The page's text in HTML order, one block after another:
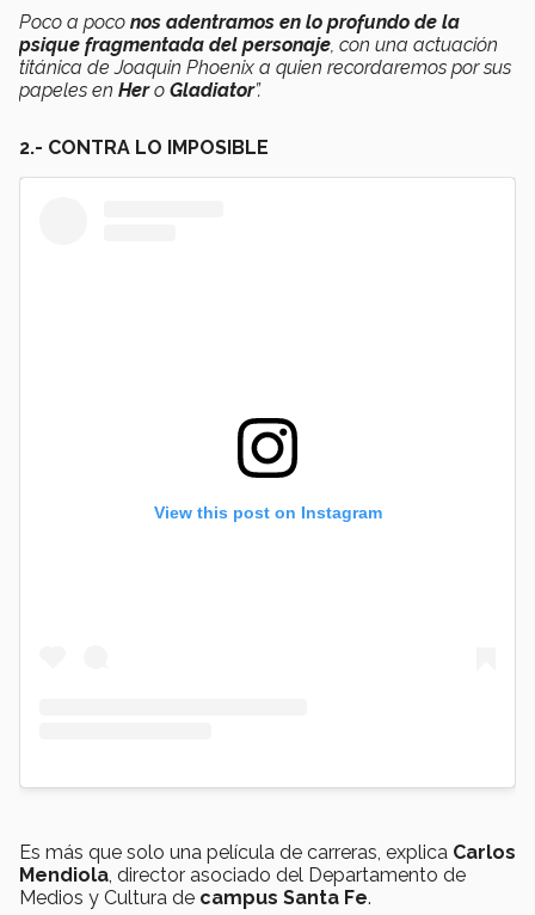
Poco a poco nos adentramos en lo profundo de la
psique fragmentada del personaje, con una actuación
titánica de Joaquin Phoenix a quien recordaremos por sus
papeles en Hero Gladiator”.
2.- CONTRA LO IMPOSIBLE
View this post on Instagram
Es más que solo una película de carreras, explica Carlos
Mendiola, director asociado del Departamento de
Medios y Cultura de campus Santa Fe.